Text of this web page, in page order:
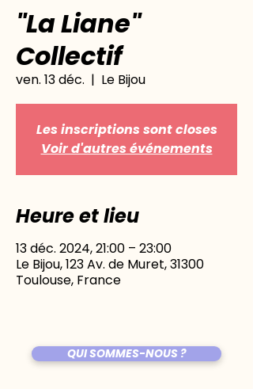
"La Liane"
Collectif
ven. 13 déc.
  |
Le Bijou
Les inscriptions sont closes
Voir d'autres événements
Heure et lieu
13 déc. 2024, 21:00 – 23:00
Le Bijou, 123 Av. de Muret, 31300
Toulouse, France
QUI SOMMES-NOUS ?